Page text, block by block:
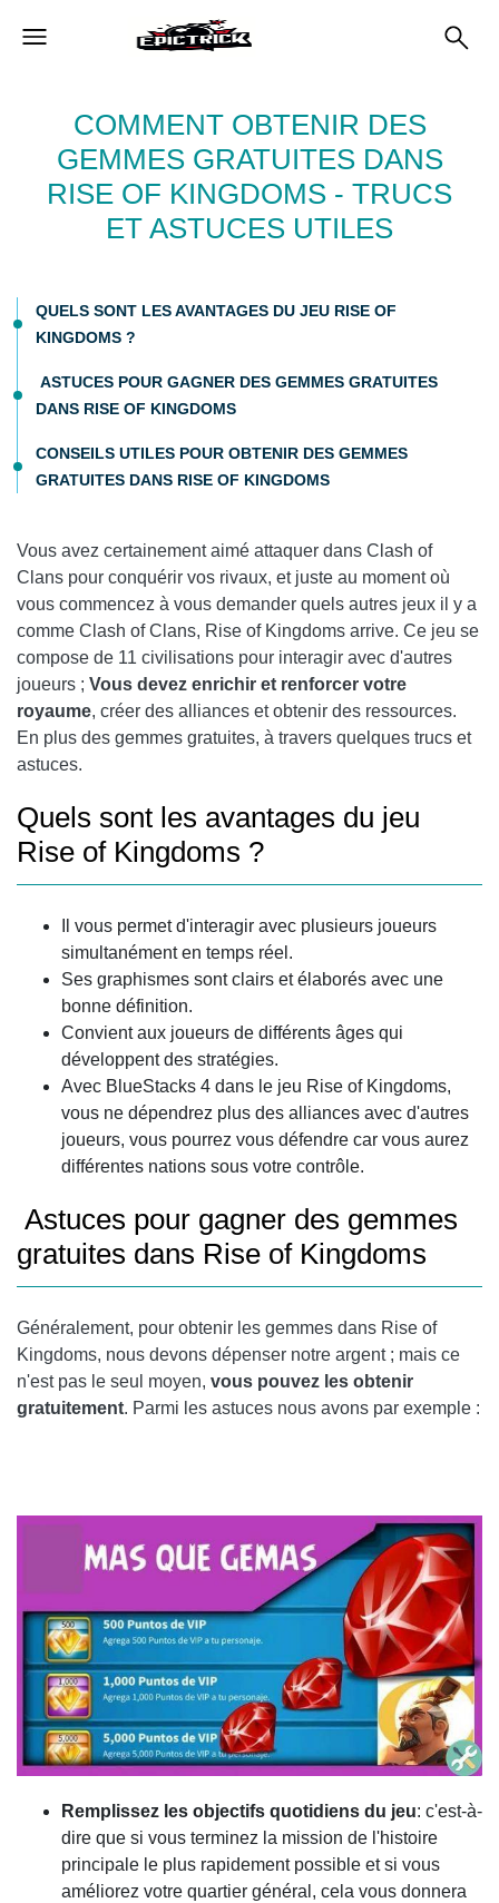
COMMENT OBTENIR DES
GEMMES GRATUITES DANS
RISE OF KINGDOMS - TRUCS
ET ASTUCES UTILES
QUELS SONT LES AVANTAGES DU JEU RISE OF
KINGDOMS ?
ASTUCES POUR GAGNER DES GEMMES GRATUITES
DANS RISE OF KINGDOMS
CONSEILS UTILES POUR OBTENIR DES GEMMES
GRATUITES DANS RISE OF KINGDOMS
Vous avez certainement aimé attaquer dans Clash of
Clans pour conquérir vos rivaux, et juste au moment où
vous commencez à vous demander quels autres jeux il y a
comme Clash of Clans, Rise of Kingdoms arrive. Ce jeu se
compose de 11 civilisations pour interagir avec d'autres
joueurs ; Vous devez enrichir et renforcer votre
royaume, créer des alliances et obtenir des ressources.
En plus des gemmes gratuites, à travers quelques trucs et
astuces.
Quels sont les avantages du jeu
Rise of Kingdoms ?
Il vous permet d'interagir avec plusieurs joueurs
simultanément en temps réel.
Ses graphismes sont clairs et élaborés avec une
bonne définition.
Convient aux joueurs de différents âges qui
développent des stratégies.
Avec BlueStacks 4 dans le jeu Rise of Kingdoms,
vous ne dépendrez plus des alliances avec d'autres
joueurs, vous pourrez vous défendre car vous aurez
différentes nations sous votre contrôle.
Astuces pour gagner des gemmes
gratuites dans Rise of Kingdoms
Généralement, pour obtenir les gemmes dans Rise of
Kingdoms, nous devons dépenser notre argent ; mais ce
n'est pas le seul moyen, vous pouvez les obtenir
gratuitement. Parmi les astuces nous avons par exemple :
Remplissez les objectifs quotidiens du jeu: c'est-à-
dire que si vous terminez la mission de l'histoire
principale le plus rapidement possible et si vous
améliorez votre quartier général, cela vous donnera